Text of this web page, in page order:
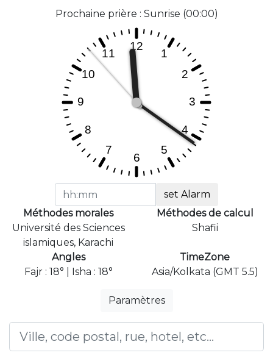
Prochaine prière : Sunrise (00:00)
set Alarm
Méthodes morales
Université des Sciences
islamiques, Karachi
Méthodes de calcul
Shafii
Angles
Fajr : 18° | Isha : 18°
TimeZone
Asia/Kolkata (GMT 5.5)
Paramètres